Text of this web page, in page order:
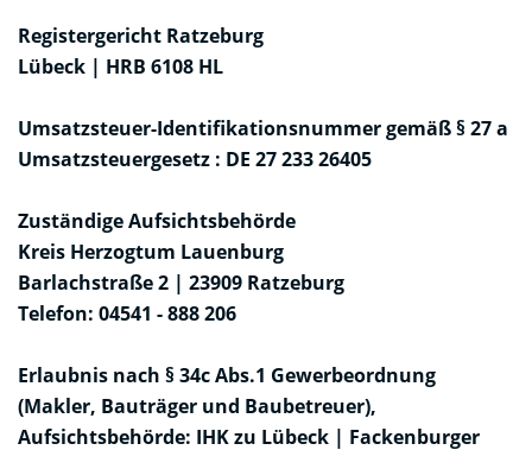
Registergericht Ratzeburg
Lübeck | HRB 6108 HL
Umsatzsteuer-Identifikationsnummer gemäß § 27 a
Umsatzsteuergesetz : DE 27 233 26405
Zuständige Aufsichtsbehörde
Kreis Herzogtum Lauenburg
Barlachstraße 2 | 23909 Ratzeburg
Telefon: 04541 - 888 206
Erlaubnis nach § 34c Abs.1 Gewerbeordnung
(Makler, Bauträger und Baubetreuer),
Aufsichtsbehörde: IHK zu Lübeck | Fackenburger